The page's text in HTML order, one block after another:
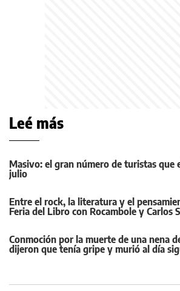
Leé más
Masivo: el gran número de turistas que
julio
Entre el rock, la literatura y el
Feria del Libro con Rocambole y Carlos
Conmoción por la muerte de una nena
dijeron que tenía gripe y murió al día